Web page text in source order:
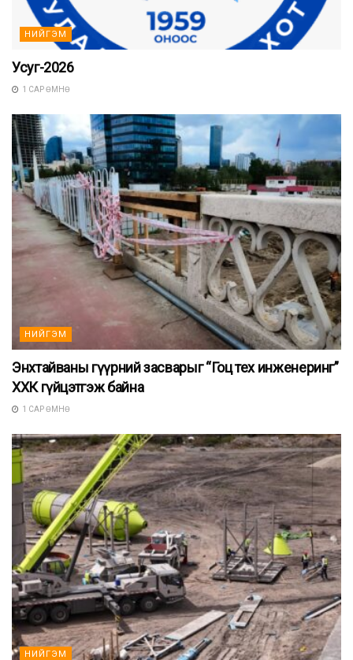
НИЙГЭМ
Усуг-2026
1 САР ӨМНӨ
НИЙГЭМ
Энхтайваны гүүрний засварыг “Гоц тех инженеринг”
ХХК гүйцэтгэж байна
1 САР ӨМНӨ
НИЙГЭМ